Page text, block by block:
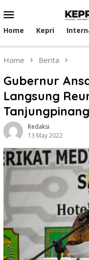
to
contentMenu
Home Kepri
Home Berita
Gubernur
Langsung
Tanjungpinang
Redaksi
13 May 2022